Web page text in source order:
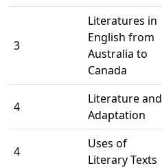
3
Literatures in
English from
Australia to
Canada
4
Literature and
Adaptation
4
Uses of
Literary Texts